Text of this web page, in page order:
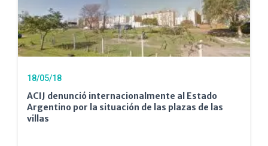
18/05/18
ACIJ denunció internacionalmente al Estado
Argentino por la situación de las plazas de las
villas